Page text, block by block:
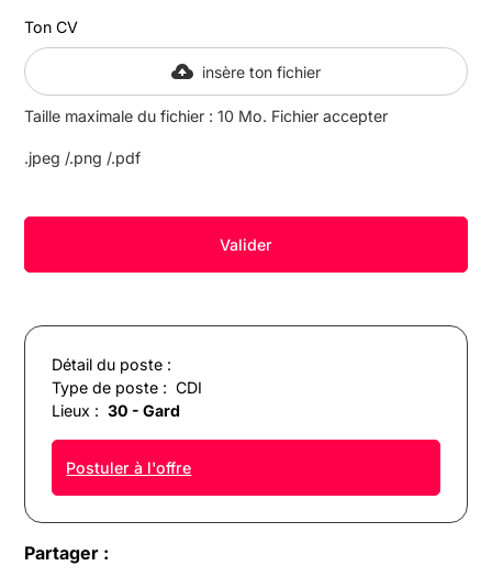
Détail du poste :
Type de poste : CDI
Lieux : 30 - Gard
Postuler à l'offre
Partager :
Ton CV
insère ton fichier
Taille maximale du fichier : 10 Mo. Fichier accepter
.jpeg /.png /.pdf